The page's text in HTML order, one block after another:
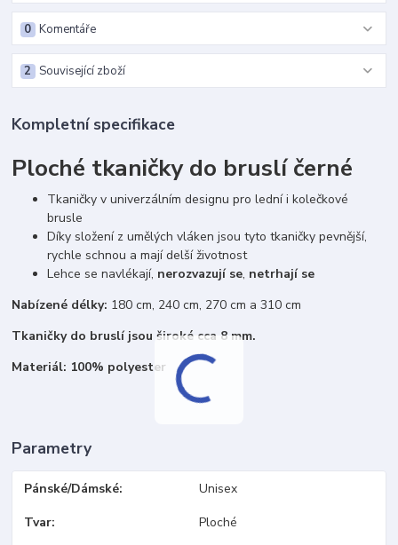
Komentáře
0
Související zboží
2
Kompletní specifikace
Ploché tkaničky do bruslí černé
Tkaničky v univerzálním designu pro lední i kolečkové
brusle
Díky složení z umělých vláken jsou tyto tkaničky pevnější,
rychle schnou a mají delší životnost
Lehce se navlékají, nerozvazují se, netrhají se
Nabízené délky: 180 cm, 240 cm, 270 cm a 310 cm
Tkaničky do bruslí jsou široké cca 8 mm.
Materiál: 100% polyester
Parametry
Pánské/Dámské Unisex
Tvar Ploché